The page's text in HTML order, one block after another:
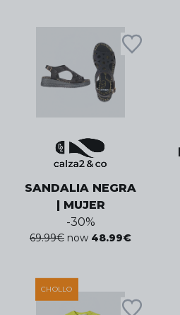
SANDALIA NEGRA
| MUJER
-30%
69.99€ now 48.99€
CHOLLO